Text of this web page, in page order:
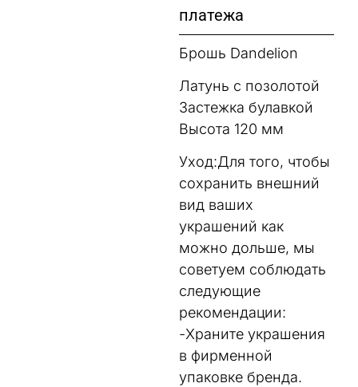
платежа
Брошь Dandelion
Латунь с позолотой
Застежка булавкой
Высота 120 мм
Уход:Для того, чтобы
сохранить внешний
вид ваших
украшений как
можно дольше, мы
советуем соблюдать
следующие
рекомендации:
-Храните украшения
в фирменной
упаковке бренда.